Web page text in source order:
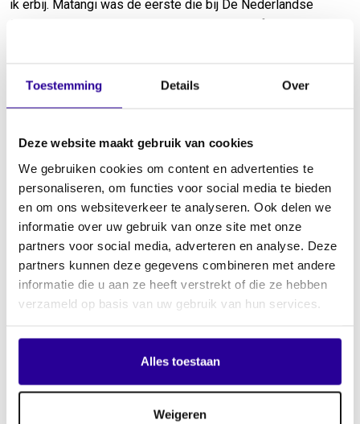
Toestemming Details Over
Deze website maakt gebruik van cookies
We gebruiken cookies om content en advertenties te
personaliseren, om functies voor social media te bieden
en om ons websiteverkeer te analyseren. Ook delen we
informatie over uw gebruik van onze site met onze
partners voor social media, adverteren en analyse. Deze
partners kunnen deze gegevens combineren met andere
informatie die u aan ze heeft verstrekt of die ze hebben
verzameld op basis van uw gebruik van hun services.
Alles toestaan
Weigeren
ik erbij. Matangi was de eerste die bij De Nederlandse
een professionele carrière te ambiëren. Het is een circuit
met vaste netwerken en zuilen, ontzettend moeilijk om
te bewijzen. Het ensemble is vernoemd naar de vierarmige
Indiase godin van poëzie, het gesproken woord en muziek.
Die naam ontstond toen we ons aanmelden voor de
Amadeus Summer Course in Londen en voor het
inschrijfformulier een naam moesten opgeven.
Gelijkwaardige samenwerking
Het is bijzonder hoe muziek je op plekken kan brengen waar
je anders niet kan komen. Wanneer ik zelf muziek luister wil
spelen en mensen mee te nemen naar een bepaalde wereld,
die anders is dan de dagelijkse realiteit. Ons publiek is